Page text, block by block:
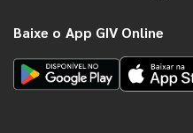
Baixe o App GIV Online